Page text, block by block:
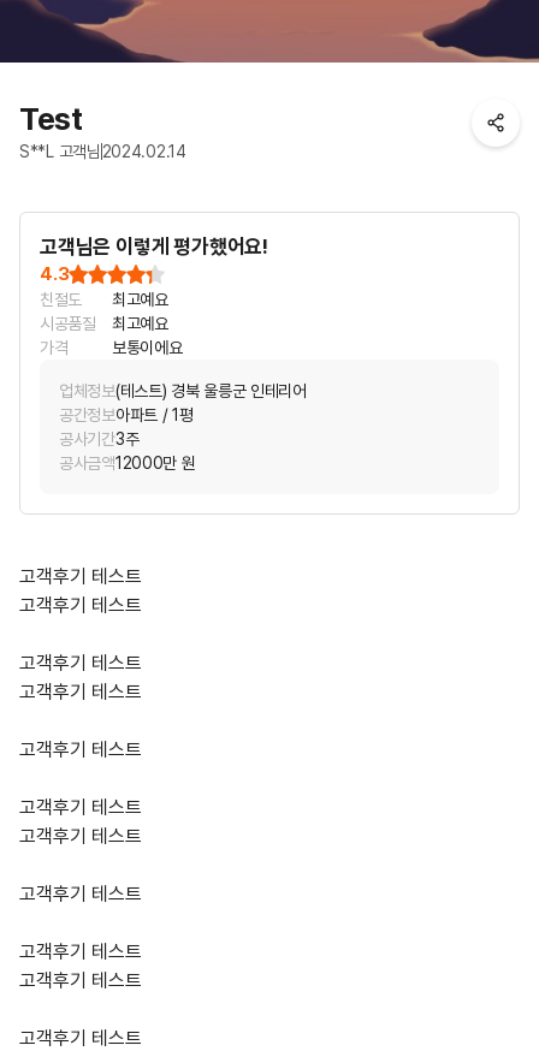
Test
S**L 고객님 2024.02.14
고객님은 이렇게 평가했어요!
4.3
친절도
최고예요
시공품질
최고예요
가격
보통이에요
업체정보(테스트) 경북 울릉군 인테리어
공간정보아파트 / 1평
공사기간3주
공사금액12000만 원
고객후기 테스트
고객후기 테스트
고객후기 테스트
고객후기 테스트
고객후기 테스트
고객후기 테스트
고객후기 테스트
고객후기 테스트
고객후기 테스트
고객후기 테스트
고객후기 테스트